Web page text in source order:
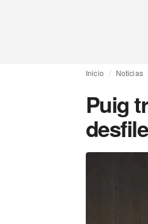
Inicio Noticias
Puig